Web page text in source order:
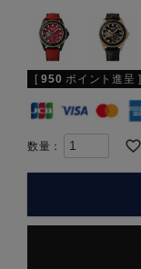
[ 950 ポイント進呈 ]